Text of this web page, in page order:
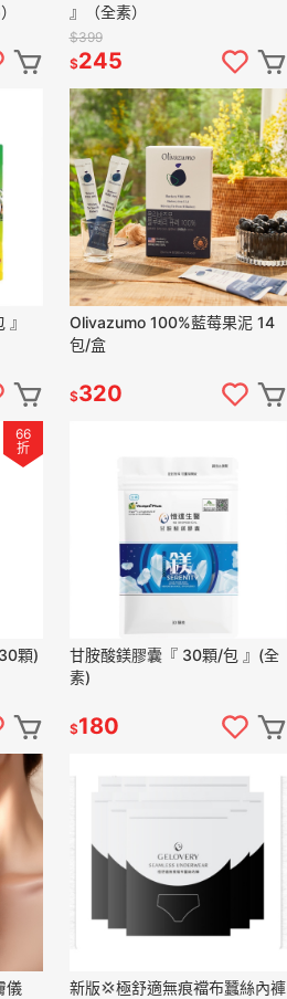
』（全素）
$399
$245
Olivazumo 100%藍莓果泥 14
包/盒
$320
66
折
顆)
甘胺酸鎂膠囊『 30顆/包 』(全
素)
$180
儀
新版💢極舒適無痕襠布蠶絲內褲